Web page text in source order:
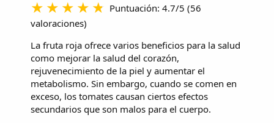
Puntuación: 4.7/5 (56
valoraciones)
La fruta roja ofrece varios beneficios para la salud
como mejorar la salud del corazón,
rejuvenecimiento de la piel y aumentar el
metabolismo. Sin embargo, cuando se comen en
exceso, los tomates causan ciertos efectos
secundarios que son malos para el cuerpo.